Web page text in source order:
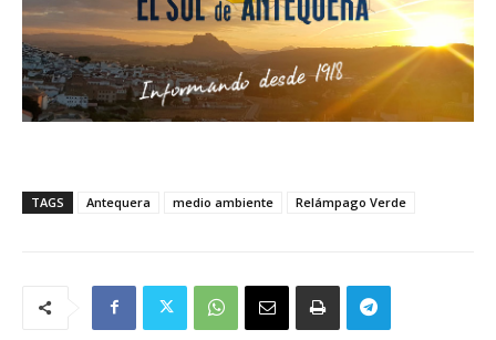
TAGS Antequera medio ambiente Relámpago Verde